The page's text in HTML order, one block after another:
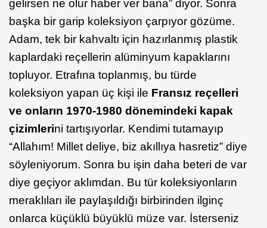
gelirsen ne olur haber ver bana” diyor. Sonra
başka bir garip koleksiyon çarpıyor gözüme.
Adam, tek bir kahvaltı için hazırlanmış plastik
kaplardaki reçellerin alüminyum kapaklarını
topluyor. Etrafına toplanmış, bu türde
koleksiyon yapan üç kişi ile Fransız reçelleri
ve onların 1970-1980 dönemindeki kapak
çizimlerini tartışıyorlar. Kendimi tutamayıp
“Allahım! Millet deliye, biz akıllıya hasretiz” diye
söyleniyorum. Sonra bu işin daha beteri de var
diye geçiyor aklımdan. Bu tür koleksiyonların
meraklıları ile paylaşıldığı birbirinden ilginç
onlarca küçüklü büyüklü müze var. İsterseniz